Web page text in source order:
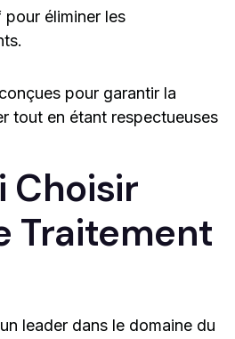
éliminer les
pour garantir la
tout en étant respectueuses
Choisir
Traitement
leader dans le domaine du